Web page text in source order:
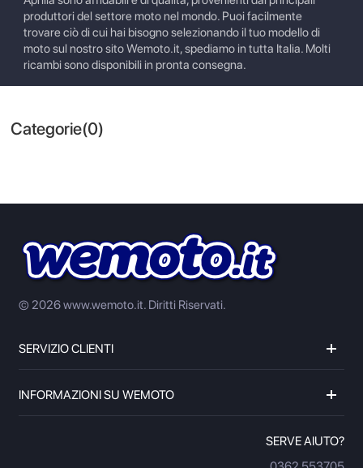
produttori del settore moto nel mondo. Puoi facilmente
trovare ciò di cui hai bisogno selezionando il tuo modello di
moto sul nostro sito Wemoto.it, spediamo in tutta Italia. Molti
ricambi sono disponibili in pronta consegna.
Categorie(0)
© 2026 www.wemoto.it. Diritti Riservati.
SERVIZIO CLIENTI
INFORMAZIONI SU WEMOTO
SERVE AIUTO?